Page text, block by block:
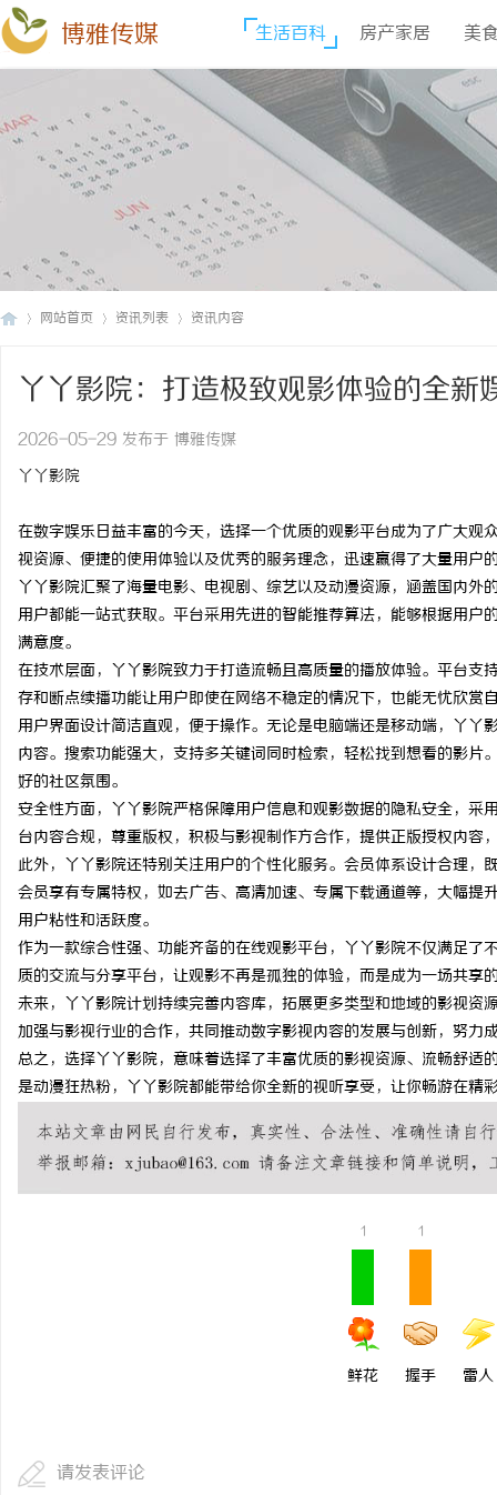
博雅传媒 生活百科 房产家居 美
网站首页 资讯列表 资讯内容
丫丫影院：打造极致观影体验的全新
2026-05-29 发布于 博雅传媒
丫丫影院
在数字娱乐日益丰富的今天，选择一个优质的观影平台成为了广大
视资源、便捷的使用体验以及优秀的服务理念，迅速赢得了大量用户
丫丫影院汇聚了海量电影、电视剧、综艺以及动漫资源，涵盖国内
用户都能一站式获取。平台采用先进的智能推荐算法，能够根据用
满意度。
在技术层面，丫丫影院致力于打造流畅且高质量的播放体验。平台
存和断点续播功能让用户即使在网络不稳定的情况下，也能无忧欣赏
用户界面设计简洁直观，便于操作。无论是电脑端还是移动端，丫
内容。搜索功能强大，支持多关键词同时检索，轻松找到想看的影
好的社区氛围。
安全性方面，丫丫影院严格保障用户信息和观影数据的隐私安全，
台内容合规，尊重版权，积极与影视制作方合作，提供正版授权内容
此外，丫丫影院还特别关注用户的个性化服务。会员体系设计合理
会员享有专属特权，如去广告、高清加速、专属下载通道等，大幅
用户粘性和活跃度。
作为一款综合性强、功能齐备的在线观影平台，丫丫影院不仅满足
质的交流与分享平台，让观影不再是孤独的体验，而是成为一场共享
未来，丫丫影院计划持续完善内容库，拓展更多类型和地域的影视
加强与影视行业的合作，共同推动数字影视内容的发展与创新，努力
总之，选择丫丫影院，意味着选择了丰富优质的影视资源、流畅舒
是动漫狂热粉，丫丫影院都能带给你全新的视听享受，让你畅游在精
1
鲜花
1
握手 雷人
请发表评论
贝净 AC 国际医疗实验
全解析